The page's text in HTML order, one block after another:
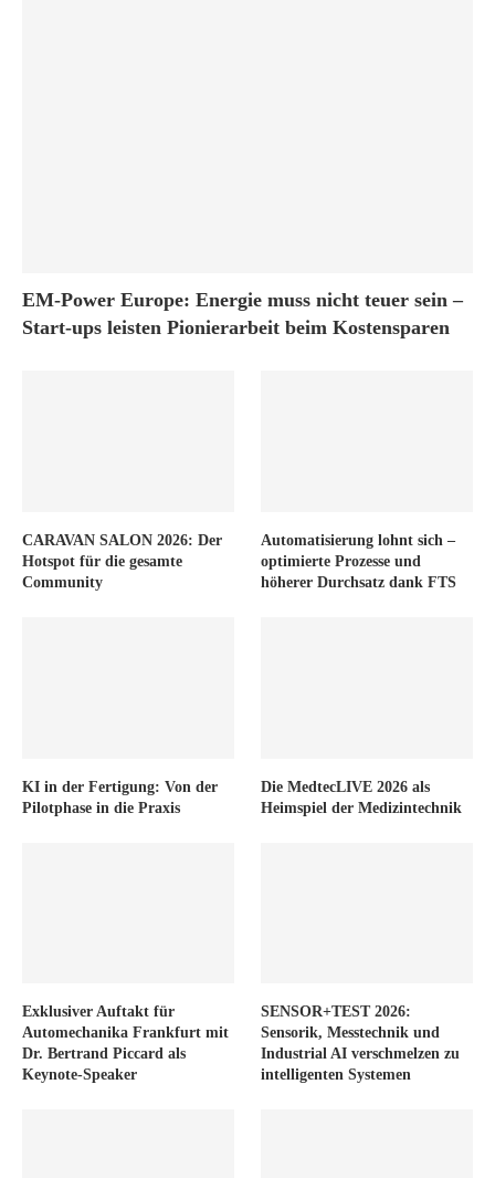
EM-Power Europe: Energie muss nicht teuer sein –
Start-ups leisten Pionierarbeit beim Kostensparen
CARAVAN SALON 2026: Der
Hotspot für die gesamte
Community
Automatisierung lohnt sich –
optimierte Prozesse und
höherer Durchsatz dank FTS
KI in der Fertigung: Von der
Pilotphase in die Praxis
Die MedtecLIVE 2026 als
Heimspiel der Medizintechnik
Exklusiver Auftakt für
Automechanika Frankfurt mit
Dr. Bertrand Piccard als
Keynote-Speaker
SENSOR+TEST 2026:
Sensorik, Messtechnik und
Industrial AI verschmelzen zu
intelligenten Systemen